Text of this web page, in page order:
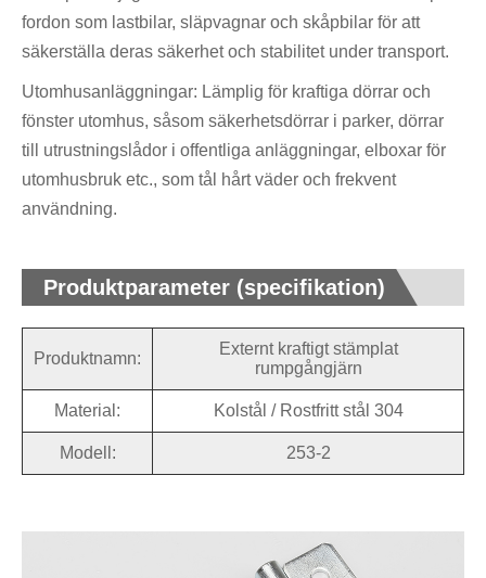
fordon som lastbilar, släpvagnar och skåpbilar för att
säkerställa deras säkerhet och stabilitet under transport.
Utomhusanläggningar: Lämplig för kraftiga dörrar och
fönster utomhus, såsom säkerhetsdörrar i parker, dörrar
till utrustningslådor i offentliga anläggningar, elboxar för
utomhusbruk etc., som tål hårt väder och frekvent
användning.
Produktparameter (specifikation)
Produktnamn:
Externt kraftigt stämplat
rumpgångjärn
Material: Kolstål / Rostfritt stål 304
Modell: 253-2